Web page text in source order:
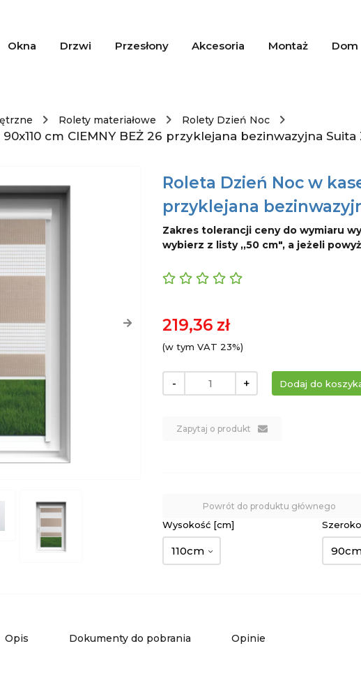
Okna Drzwi Przesłony Akcesoria Montaż Dom
Rolety materiałowe Rolety Dzień Noc
cm CIEMNY BEŻ 26 przyklejana bezinwazyjna
Roleta Dzień Noc w
przyklejana
Zakres tolerancji ceny do wymiaru
wybierz z listy ,,50 cm", a jeżeli
219,36 zł
(w tym VAT 23%)
- +
Zapytaj o produkt
Powrót do produktu głównego
Wysokość [cm]
110cm 90cm
Opis Dokumenty do pobrania Opinie